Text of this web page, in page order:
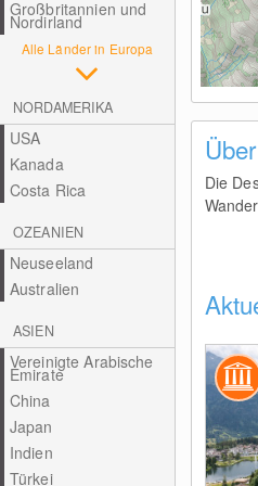
Großbritannien und
Nordirland
Alle Länder in Europa
NORDAMERIKA
USA
Kanada
Costa Rica
OZEANIEN
Neuseeland
Australien
ASIEN
Vereinigte Arabische
Emirate
China
Japan
Indien
Türkei
Die